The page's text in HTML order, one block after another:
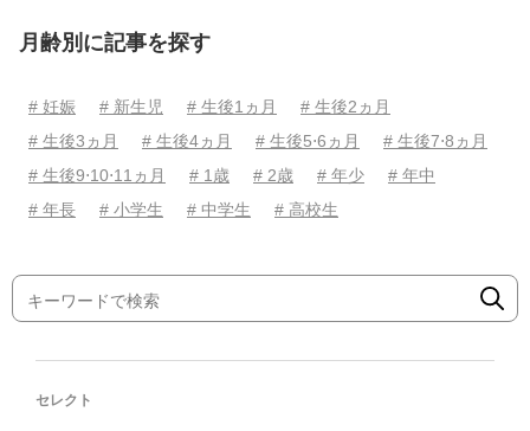
月齢別に記事を探す
# 妊娠 # 新生児 # 生後1ヵ月
# 生後2ヵ月
# 生後3ヵ月
# 生後4ヵ月 # 生後5⋅6ヵ月
# 生後7⋅8ヵ月
# 生後9⋅10⋅11ヵ月
# 1歳 # 2歳 # 年少
# 年中
# 年長
# 小学生 # 中学生 # 高校生
セレクト